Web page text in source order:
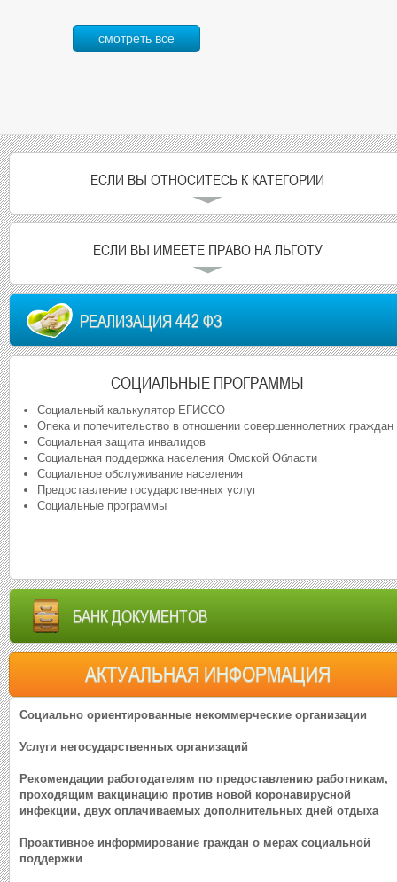
смотреть все
ЕСЛИ ВЫ ОТНОСИТЕСЬ К КАТЕГОРИИ
ЕСЛИ ВЫ ИМЕЕТЕ ПРАВО НА ЛЬГОТУ
РЕАЛИЗАЦИЯ 442 ФЗ
СОЦИАЛЬНЫЕ ПРОГРАММЫ
Социальный калькулятор ЕГИССО
Опека и попечительство в отношении совершеннолетних граждан
Социальная защита инвалидов
Социальная поддержка населения Омской Области
Социальное обслуживание населения
Предоставление государственных услуг
Социальные программы
БАНК ДОКУМЕНТОВ
АКТУАЛЬНАЯ ИНФОРМАЦИЯ
Социально ориентированные некоммерческие организации
Услуги негосударственных организаций
Рекомендации работодателям по предоставлению работникам,
проходящим вакцинацию против новой коронавирусной
инфекции, двух оплачиваемых дополнительных дней отдыха
Проактивное информирование граждан о мерах социальной
поддержки